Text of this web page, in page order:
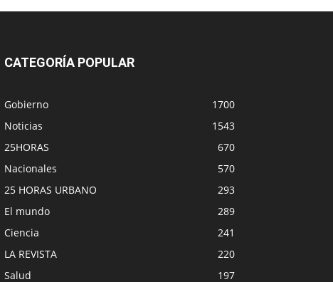
CATEGORÍA POPULAR
Gobierno
1700
Noticias
1543
25HORAS
670
Nacionales
570
25 HORAS URBANO
293
El mundo
289
Ciencia
241
LA REVISTA
220
Salud
197